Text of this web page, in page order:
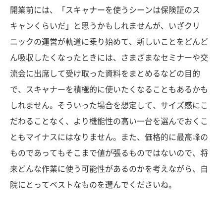
開業前には、「スキャナーを使うシーンは保険証のス
キャンくらいだ」と思うかもしれませんが、いざクリ
ニックの運営が軌道に乗り始めて、新しいことをどんど
ん吸収したくなったときには、さまざまなセミナーや交
流会に出席して受け取った資料をまとめるなどの目的
で、スキャナーを積極的に使いたくなることもあるかも
しれません。そういった場合を想定して、サイズ感にこ
だわることなく、より機能性の高い一台を選んでおくこ
ともマイナスにはなりません。また、価格的に最高峰の
ものであってもそこまで値が張るものではないので、将
来どんな作業に使う可能性があるのかを考えながら、自
院にとってベストなものを選んでくださいね。